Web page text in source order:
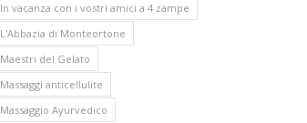
In vacanza con i vostri amici a 4 zampe
L'Abbazia di Monteortone
Maestri del Gelato
Massaggi anticellulite
Massaggio Ayurvedico